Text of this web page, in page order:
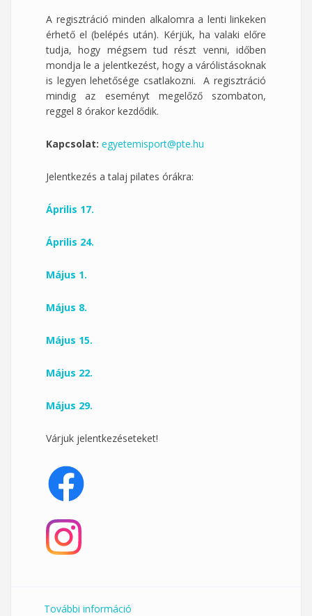
A regisztráció minden alkalomra a lenti linkeken
érhető el (belépés után). Kérjük, ha valaki előre
tudja, hogy mégsem tud részt venni, időben
mondja le a jelentkezést, hogy a várólistásoknak
is legyen lehetősége csatlakozni. A regisztráció
mindig az eseményt megelőző szombaton,
reggel 8 órakor kezdődik.
Kapcsolat: egyetemisport@pte.hu
Jelentkezés a talaj pilates órákra:
Április 17.
Április 24.
Május 1.
Május 8.
Május 15.
Május 22.
Május 29.
Várjuk jelentkezéseteket!
További információ